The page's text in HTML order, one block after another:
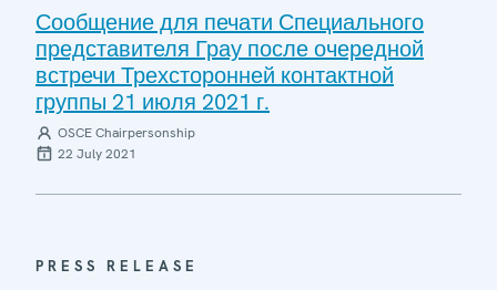
Сообщение для печати Специального
представителя Грау после очередной
встречи Трехсторонней контактной
группы 21 июля 2021 г.
OSCE Chairpersonship
22 July 2021
PRESS RELEASE